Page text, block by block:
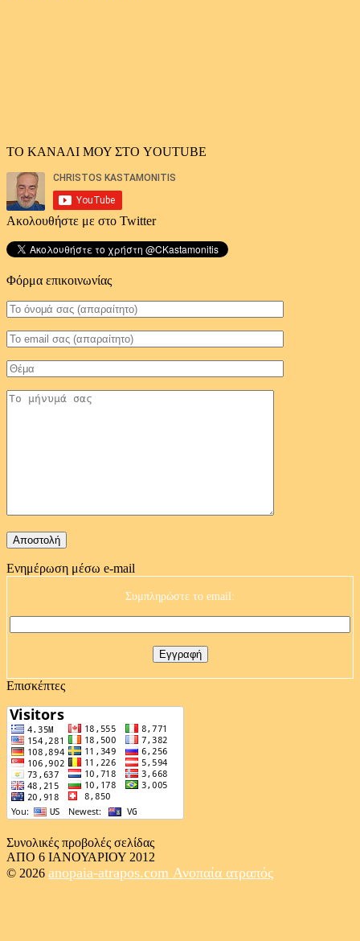
ΤΟ ΚΑΝΑΛΙ ΜΟΥ ΣΤΟ YOUTUBE
Ακολουθήστε με στο Twitter
Φόρμα επικοινωνίας
Ενημέρωση μέσω e-mail
Συμπληρώστε το email:
Επισκέπτες
Συνολικές προβολές σελίδας
ΑΠΟ 6 ΙΑΝΟΥΑΡΙΟΥ 2012
© 2026 anopaia-atrapos.com Ανοπαία ατραπός